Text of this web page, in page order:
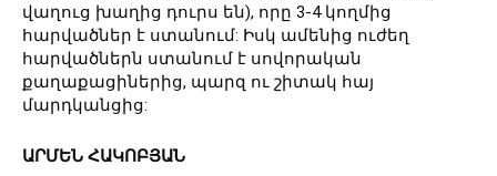
վաղուց խաղից դուրս են), որը 3-4 կողմից
հարվածներ է ստանում: Իսկ ամենից ուժեղ
հարվածներն ստանում է սովորական
քաղաքացիներից, պարզ ու շիտակ հայ
մարդկանցից:
ԱՐՄԵՆ ՀԱԿՈԲՅԱՆ